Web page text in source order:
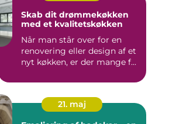
Skab dit drømmekøkken
med et kvalitetskøkken
Når man står over for en
renovering eller design af et
nyt køkken, er der mange f...
21. maj